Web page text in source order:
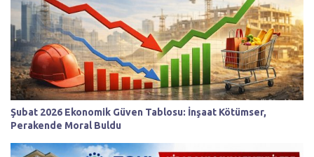
Şubat 2026 Ekonomik Güven Tablosu: İnşaat Kötümser,
Perakende Moral Buldu